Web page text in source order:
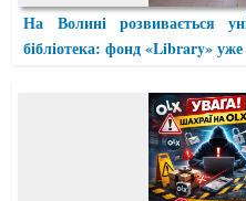
На Волині розвивається
бібліотека: фонд «Library»